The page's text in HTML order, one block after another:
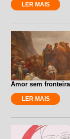
LER MAIS
Amor sem
LER MAIS